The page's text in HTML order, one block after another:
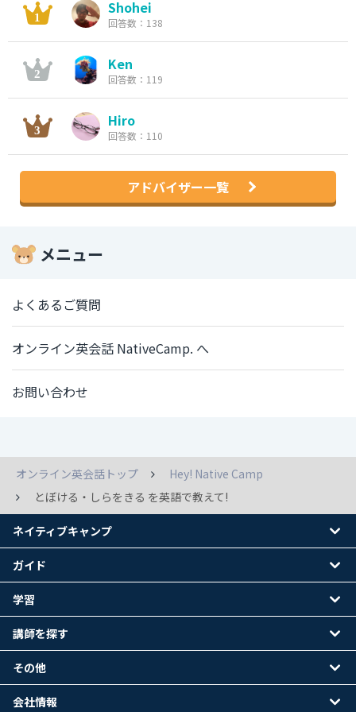
Shohei
回答数：138
Ken
回答数：119
Hiro
回答数：110
アドバイザー一覧
メニュー
よくあるご質問
オンライン英会話 NativeCamp. へ
お問い合わせ
オンライン英会話トップ
Hey! Native Camp
とぼける・しらをきる を英語で教えて!
ネイティブキャンプ
ガイド
学習
講師を探す
その他
会社情報